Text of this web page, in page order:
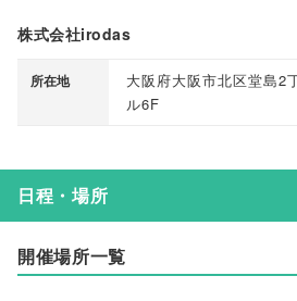
株式会社irodas
所在地
大阪府大阪市北区堂島2
ル6F
日程・場所
開催場所一覧